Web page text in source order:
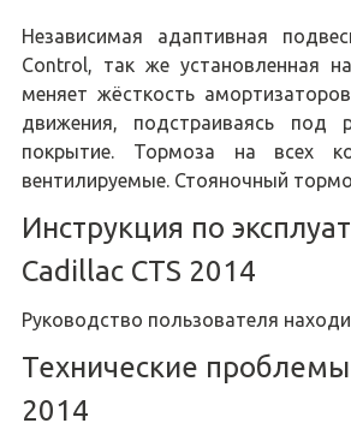
Независимая адаптивная
Control, так же установленная
меняет жёсткость
движения, подстраиваясь под
покрытие. Тормоза на всех
вентилируемые. Стояночный
Инструкция по
Cadillac CTS 2014
Руководство пользователя
Технические проблемы
2014